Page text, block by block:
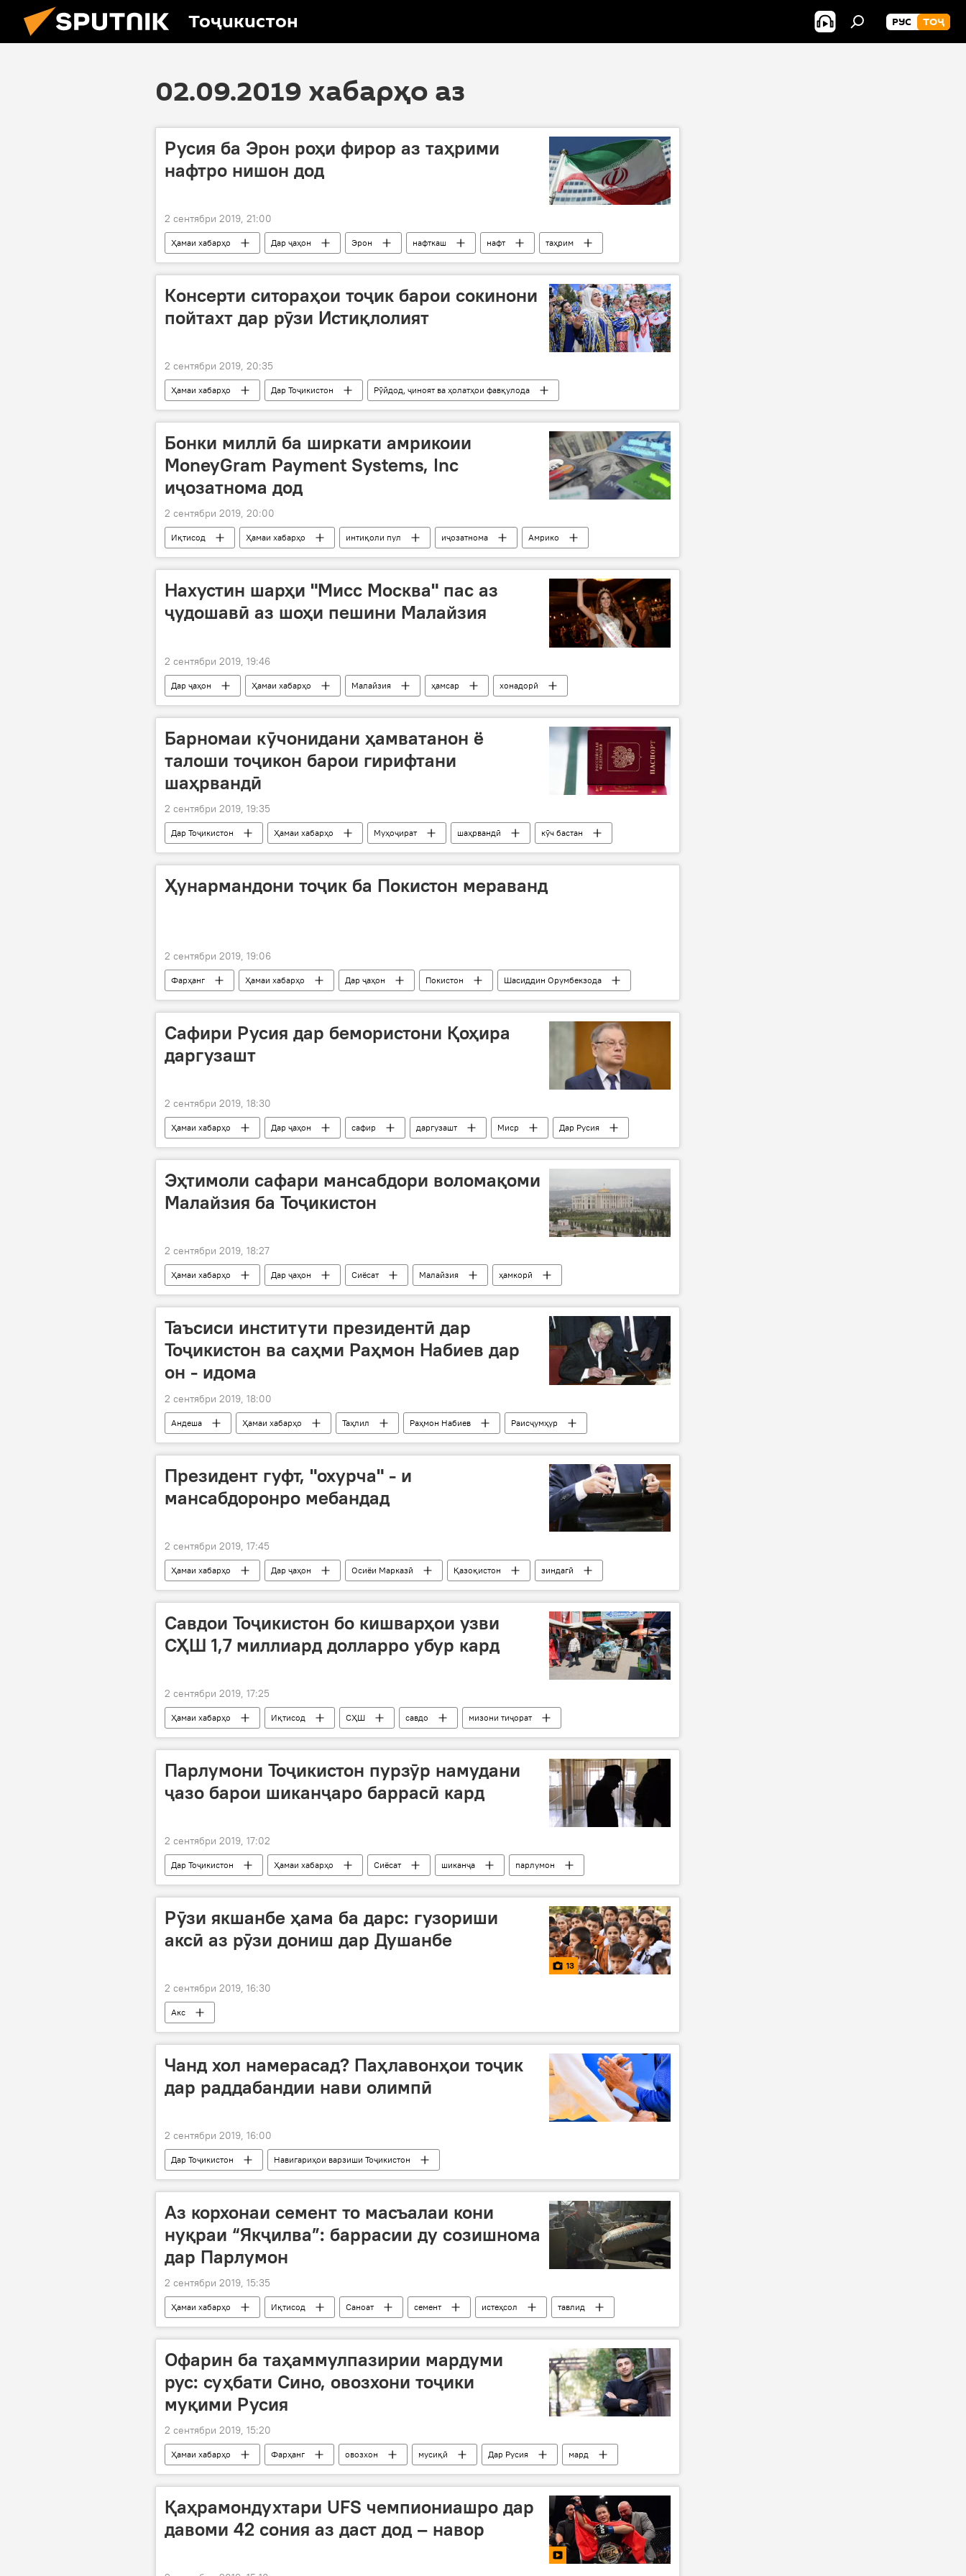
Тоҷикистон РУС ТОҶ
02.09.2019 хабарҳо аз
Русия ба Эрон роҳи фирор аз таҳрими
нафтро нишон дод
2 сентябри 2019, 21:00
Ҳамаи хабарҳо Дар ҷаҳон Эрон нафткаш нафт
таҳрим
Дар Русия
Қрим
Консерти ситораҳои тоҷик барои сокинони
пойтахт дар рӯзи Истиқлолият
2 сентябри 2019, 20:35
Ҳамаи хабарҳо Дар Тоҷикистон
Рӯйдод, ҷиноят ва ҳолатҳои фавқулода
истиқлолият
консерт пойтахт
ситораҳо
Бонки миллӣ ба ширкати амрикоии
MoneyGram Payment Systems, Inc
иҷозатнома дод
2 сентябри 2019, 20:00
Иқтисод Ҳамаи хабарҳо интиқоли пул иҷозатнома
Амрико
Дар Тоҷикистон
Бонки Миллӣ бонк
Нахустин шарҳи "Мисс Москва" пас аз
ҷудошавӣ аз шоҳи пешини Малайзия
2 сентябри 2019, 19:46
Дар ҷаҳон Ҳамаи хабарҳо Малайзия ҳамсар
хонадорӣ
Дар Русия
Барномаи кӯчонидани ҳамватанон ё
талоши тоҷикон барои гирифтани
шаҳрвандӣ
2 сентябри 2019, 19:35
Дар Тоҷикистон Ҳамаи хабарҳо Муҳоҷират шаҳрвандӣ
кӯч бастан
вилоят
Дар Русия
Ҳунармандони тоҷик ба Покистон мераванд
2 сентябри 2019, 19:06
Фарҳанг Ҳамаи хабарҳо Дар ҷаҳон Покистон
Шасиддин Орумбекзода
вазир
рӯзҳои фарҳангӣ Дар Тоҷикистон
Сафири Русия дар бемористони Қоҳира
даргузашт
2 сентябри 2019, 18:30
Ҳамаи хабарҳо Дар ҷаҳон сафир даргузашт Миср Дар Русия
Эҳтимоли сафари мансабдори воломақоми
Малайзия ба Тоҷикистон
2 сентябри 2019, 18:27
Ҳамаи хабарҳо Дар ҷаҳон Сиёсат Малайзия
ҳамкорӣ
мансабдорон
вазир Дар Тоҷикистон
Таъсиси институти президентӣ дар
Тоҷикистон ва саҳми Раҳмон Набиев дар
он - идома
2 сентябри 2019, 18:00
Андеша Ҳамаи хабарҳо Таҳлил Раҳмон Набиев
Раисҷумҳур
саҳми бузург
президент Дар Тоҷикистон
Президент гуфт, "охурча" - и
мансабдоронро мебандад
2 сентябри 2019, 17:45
Ҳамаи хабарҳо Дар ҷаҳон Осиёи Марказӣ Қазоқистон
зиндагӣ
мард
Савдои Тоҷикистон бо кишварҳои узви
СҲШ 1,7 миллиард долларро убур кард
2 сентябри 2019, 17:25
Ҳамаи хабарҳо Иқтисод СҲШ савдо
мизони тиҷорат
Дар Тоҷикистон
Парлумони Тоҷикистон пурзӯр намудани
ҷазо барои шиканҷаро баррасӣ кард
2 сентябри 2019, 17:02
Дар Тоҷикистон Ҳамаи хабарҳо Сиёсат шиканҷа
парлумон
қонун
лоиҳа баррасӣ
Рӯзи якшанбе ҳама ба дарс: гузориши
аксӣ аз рӯзи дониш дар Душанбе
13
2 сентябри 2019, 16:30
Акс
Чанд хол намерасад? Паҳлавонҳои тоҷик
дар раддабандии нави олимпӣ
2 сентябри 2019, 16:00
Дар Тоҷикистон Навигариҳои варзиши Тоҷикистон
Аз корхонаи семент то масъалаи кони
нуқраи “Якҷилва”: баррасии ду созишнома
дар Парлумон
2 сентябри 2019, 15:35
Ҳамаи хабарҳо Иқтисод Саноат семент истеҳсол
тавлид
созишнома
парлумон Дар Тоҷикистон Чин
Офарин ба таҳаммулпазирии мардуми
рус: суҳбати Сино, овозхони тоҷики
муқими Русия
2 сентябри 2019, 15:20
Ҳамаи хабарҳо Фарҳанг овозхон мусиқӣ Дар Русия
мард
Дар Тоҷикистон
Қаҳрамондухтари UFS чемпиониашро дар
давоми 42 сония аз даст дод – навор